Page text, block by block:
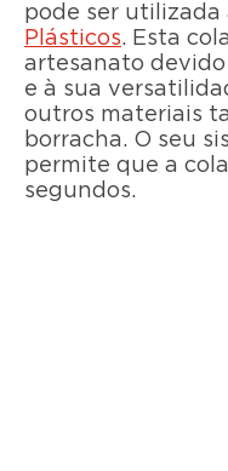
pode ser utilizada
Plásticos. Esta
artesanato
e à sua
outros materiais
borracha. O seu
permite que a
segundos.